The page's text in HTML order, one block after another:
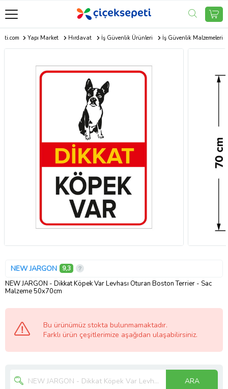
Yapı Market Hırdavat İş Güvenlik Ürünleri İş Güvenlik Malzemeleri
NEW JARGON 9,3
NEW JARGON - Dikkat Köpek Var Levhası Oturan Boston Terrier - Sac
Malzeme 50x70cm
Bu ürünümüz stokta bulunmamaktadır.
Farklı ürün çeşitlerimize aşağıdan ulaşabilirsiniz.
ARA